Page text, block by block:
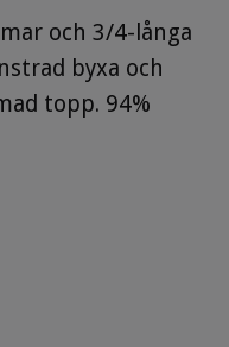
och 3/4-långa
byxa och
topp. 94%